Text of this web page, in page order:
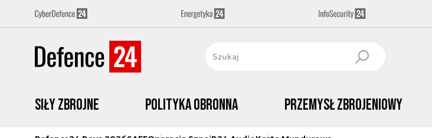
Siły zbrojne Polityka obronna Przemysł Zbrojeniowy